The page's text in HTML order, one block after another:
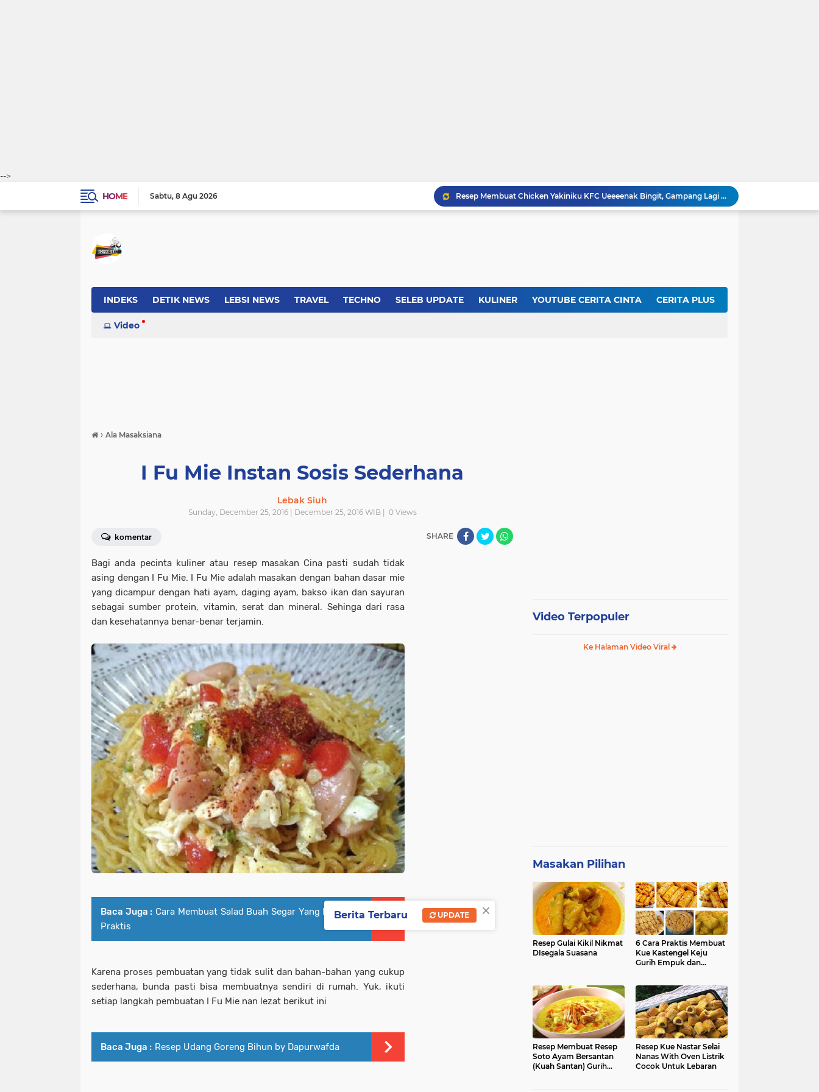
-->
HOME
Sabtu 8 Agu 2026
Resep Membuat Chicken Yakiniku KFC Ueeeenak Bingit, Gampang Lagi Bikinnya
Resep Gulai Kikil Nikmat DIsegala Suasana
INDEKS DETIK NEWS LEBSI NEWS TRAVEL TECHNO SELEB UPDATE KULINER YOUTUBE CERITA CINTA CERITA PLUS
Video
› Ala Masaksiana
I Fu Mie Instan Sosis Sederhana
Lebak Siuh
Sunday, December 25, 2016 | December 25, 2016 WIB | 0Views
komentar SHARE
Bagi anda pecinta kuliner atau resep masakan Cina pasti sudah tidak
asing dengan I Fu Mie. I Fu Mie adalah masakan dengan bahan dasar mie
yang dicampur dengan hati ayam, daging ayam, bakso ikan dan sayuran
sebagai sumber protein, vitamin, serat dan mineral. Sehinga dari rasa
dan kesehatannya benar-benar terjamin.
Baca Juga : Cara Membuat Salad Buah Segar Yang Enak dan
Praktis
Karena proses pembuatan yang tidak sulit dan bahan-bahan yang cukup
sederhana, bunda pasti bisa membuatnya sendiri di rumah. Yuk, ikuti
setiap langkah pembuatan I Fu Mie nan lezat berikut ini
Baca Juga : Resep Udang Goreng Bihun by Dapurwafda
Video Terpopuler
Ke Halaman Video Viral
Masakan Pilihan
Resep Gulai Kikil Nikmat
DIsegala Suasana
6 Cara Praktis Membuat
Kue Kastengel Keju
Gurih Empuk dan
Resep Membuat Resep
Soto Ayam Bersantan
(Kuah Santan) Gurih
Resep Kue Nastar Selai
Nanas With Oven Listrik
Cocok Untuk Lebaran
×
Berita Terbaru UPDATE